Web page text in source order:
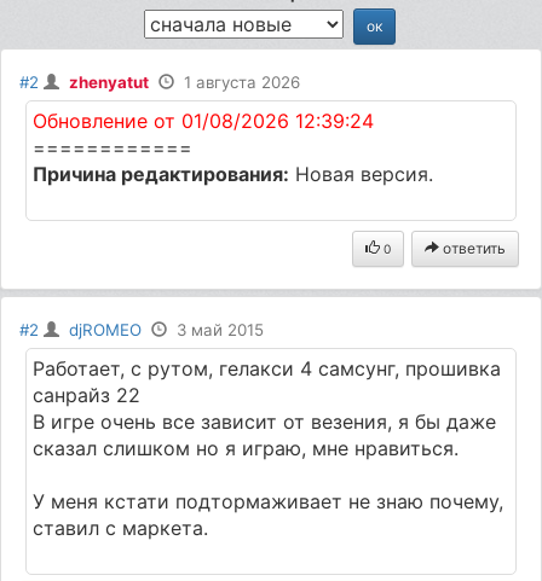
#2 zhenyatut 1 августа 2026
Обновление от 01/08/2026 12:39:24
============
Причина редактирования: Новая версия.
0 ответить
#2 djROMEO 3 май 2015
Работает, с рутом, гелакси 4 самсунг, прошивка
санрайз 22
В игре очень все зависит от везения, я бы даже
сказал слишком но я играю, мне нравиться.
У меня кстати подтормаживает не знаю почему,
ставил с маркета.